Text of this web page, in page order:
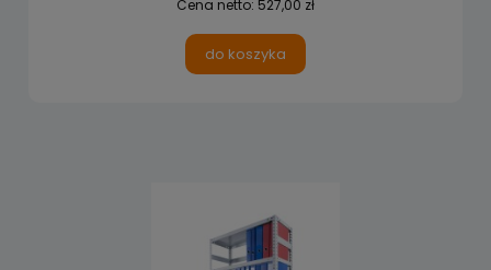
Cena netto: 527,00 zł
do koszyka